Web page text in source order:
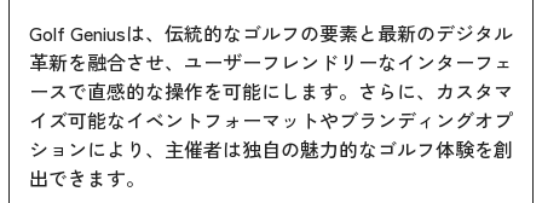
Golf Geniusは、伝統的なゴルフの要素と最新のデジタル
革新を融合させ、ユーザーフレンドリーなインターフェ
ースで直感的な操作を可能にします。さらに、カスタマ
イズ可能なイベントフォーマットやブランディングオプ
ションにより、主催者は独自の魅力的なゴルフ体験を創
出できます。